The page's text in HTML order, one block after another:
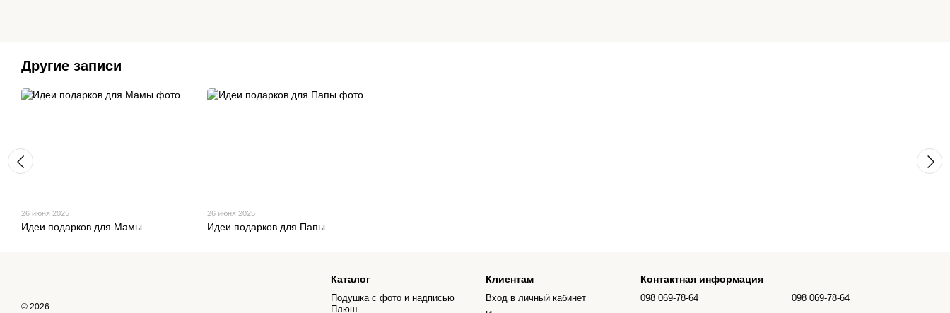
Другие записи
26 июня 2025
Идеи подарков для Мамы
26 июня 2025
Идеи подарков для Папы
© 2026
Каталог
Подушка с фото и надписью
Плюш
Клиентам
Вход в личный кабинет
Контактная информация
098 069-78-64
098 069-78-64